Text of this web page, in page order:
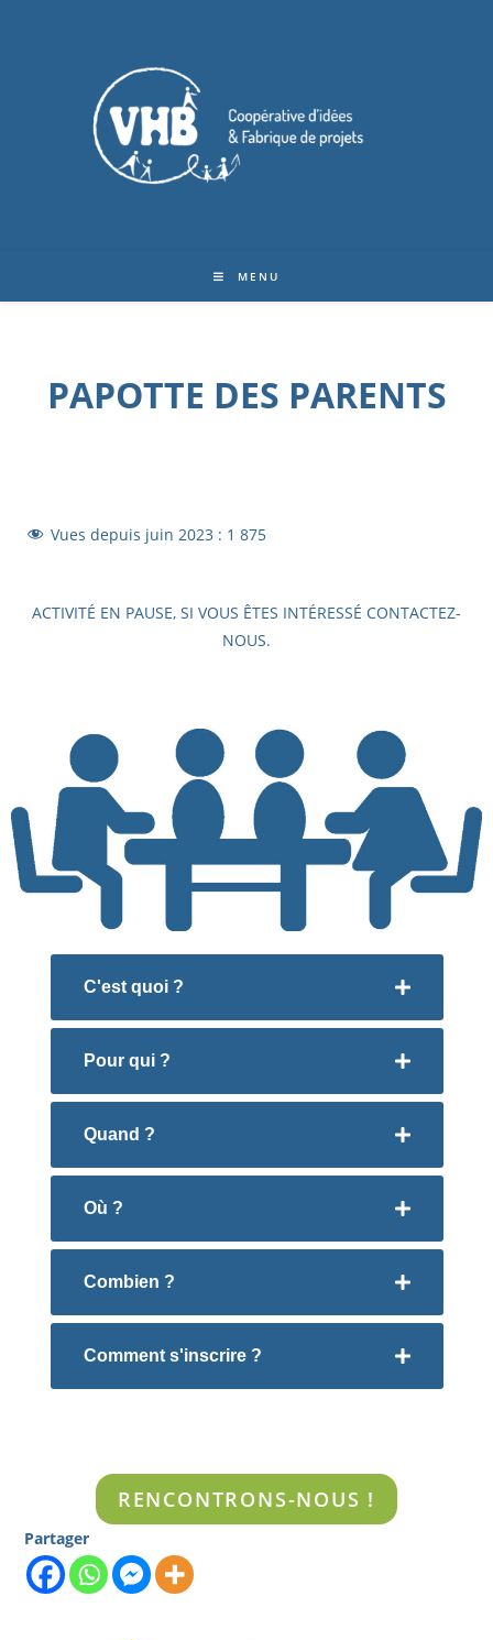
MENU
PAPOTTE DES PARENTS
Vues depuis juin 2023 : 1 875
ACTIVITÉ EN PAUSE, SI VOUS ÊTES INTÉRESSÉ CONTACTEZ-
NOUS.
C'est quoi ?
Pour qui ?
Quand ?
Où ?
Combien ?
Comment s'inscrire ?
RENCONTRONS-NOUS !
Partager